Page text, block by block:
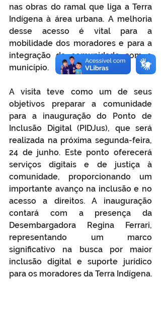
nas obras do ramal que liga a Terra
Indígena à área urbana. A melhoria
desse acesso é vital para a
mobilidade dos moradores e para a
integração da comunidade com o
município.
A visita teve como um de seus
objetivos preparar a comunidade
para a inauguração do Ponto de
Inclusão Digital (PIDJus), que será
realizada na próxima segunda-feira,
24 de junho. Este ponto oferecerá
serviços digitais e de justiça à
comunidade, proporcionando um
importante avanço na inclusão e no
acesso a direitos. A inauguração
contará com a presença da
Desembargadora Regina Ferrari,
representando um marco
significativo na busca por maior
inclusão digital e suporte jurídico
para os moradores da Terra Indígena.